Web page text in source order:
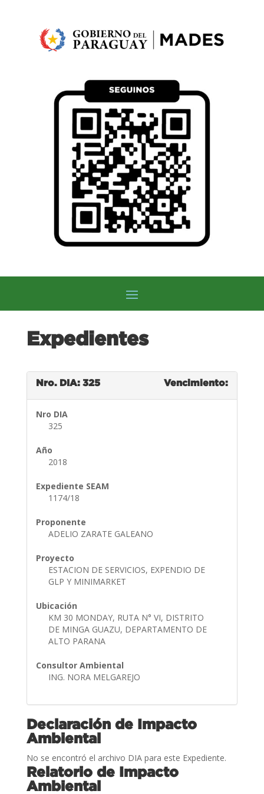
Expedientes
Nro. DIA: 325 Vencimiento:
Nro DIA
325
Año
2018
Expediente SEAM
1174/18
Proponente
ADELIO ZARATE GALEANO
Proyecto
ESTACION DE SERVICIOS, EXPENDIO DE
GLP Y MINIMARKET
Ubicación
KM 30 MONDAY, RUTA N° VI, DISTRITO
DE MINGA GUAZU, DEPARTAMENTO DE
ALTO PARANA
Consultor Ambiental
ING. NORA MELGAREJO
Declaración de Impacto
Ambiental
No se encontró el archivo DIA para este Expediente.
Relatorio de Impacto
Ambiental